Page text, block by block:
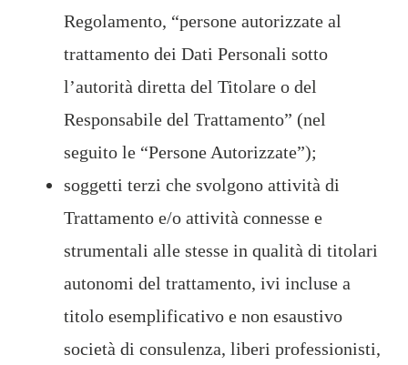
Regolamento, “persone autorizzate al
trattamento dei Dati Personali sotto
l’autorità diretta del Titolare o del
Responsabile del Trattamento” (nel
seguito le “Persone Autorizzate”);
soggetti terzi che svolgono attività di
Trattamento e/o attività connesse e
strumentali alle stesse in qualità di titolari
autonomi del trattamento, ivi incluse a
titolo esemplificativo e non esaustivo
società di consulenza, liberi professionisti,